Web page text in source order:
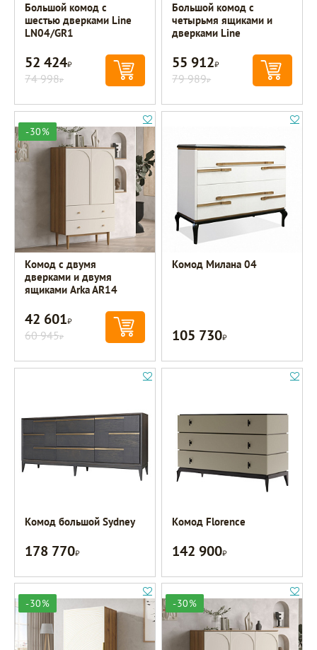
Большой комод с
шестью дверками Line
LN04/GR1
52 424Р
74 998Р
Большой комод с
четырьмя ящиками и
дверками Line
55 912Р
79 989Р
-30%
Комод с двумя
дверками и двумя
ящиками Arka AR14
42 601Р
60 945Р
Комод Милана 04
105 730Р
Комод большой Sydney
178 770Р
Комод Florence
142 900Р
-30% -30%